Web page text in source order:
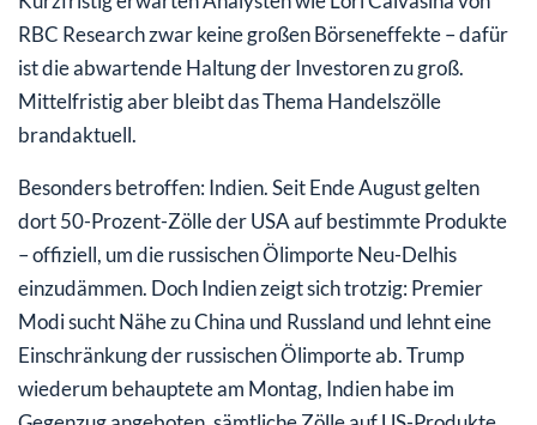
RBC Research zwar keine großen Börseneffekte – dafür
ist die abwartende Haltung der Investoren zu groß.
Mittelfristig aber bleibt das Thema Handelszölle
brandaktuell.
Besonders betroffen: Indien. Seit Ende August gelten
dort 50-Prozent-Zölle der USA auf bestimmte Produkte
– offiziell, um die russischen Ölimporte Neu-Delhis
einzudämmen. Doch Indien zeigt sich trotzig: Premier
Modi sucht Nähe zu China und Russland und lehnt eine
Einschränkung der russischen Ölimporte ab. Trump
wiederum behauptete am Montag, Indien habe im